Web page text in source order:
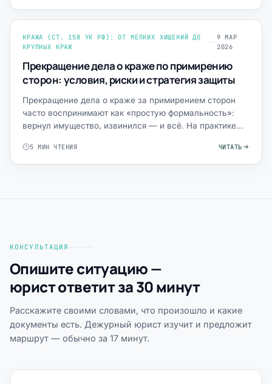
КРАЖА (СТ. 158 УК РФ): ОТ МЕЛКИХ ХИЩЕНИЙ ДО
КРУПНЫХ КРАЖ
9 МАР
2026
Прекращение дела о краже по примирению
сторон: условия, риски и стратегия защиты
Прекращение дела о краже за примирением сторон
часто воспринимают как «простую формальность»:
вернул имущество, извинился — и всё. На практике
5 МИН ЧТЕНИЯ ЧИТАТЬ
КОНСУЛЬТАЦИЯ
Опишите ситуацию —
юрист ответит за 30 минут
Расскажите своими словами, что произошло и какие
документы есть. Дежурный юрист изучит и предложит
маршрут — обычно за 17 минут.